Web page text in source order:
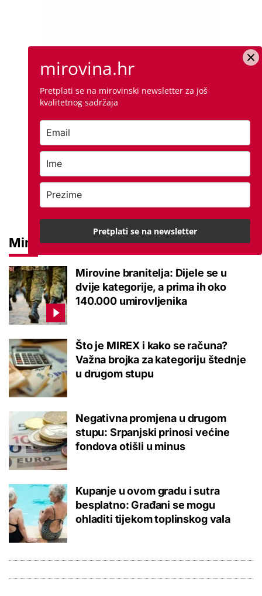
Mirovine
Mirovine branitelja: Dijele se u
dvije kategorije, a prima ih oko
140.000 umirovljenika
Što je MIREX i kako se računa?
Važna brojka za kategoriju štednje
u drugom stupu
Negativna promjena u drugom
stupu: Srpanjski prinosi većine
fondova otišli u minus
Kupanje u ovom gradu i sutra
besplatno: Građani se mogu
ohladiti tijekom toplinskog vala
mirovina.hr
Pretplati se na mirovinski newsletter za još
kvalitetnog sadržaja
Pretplati se na newsletter